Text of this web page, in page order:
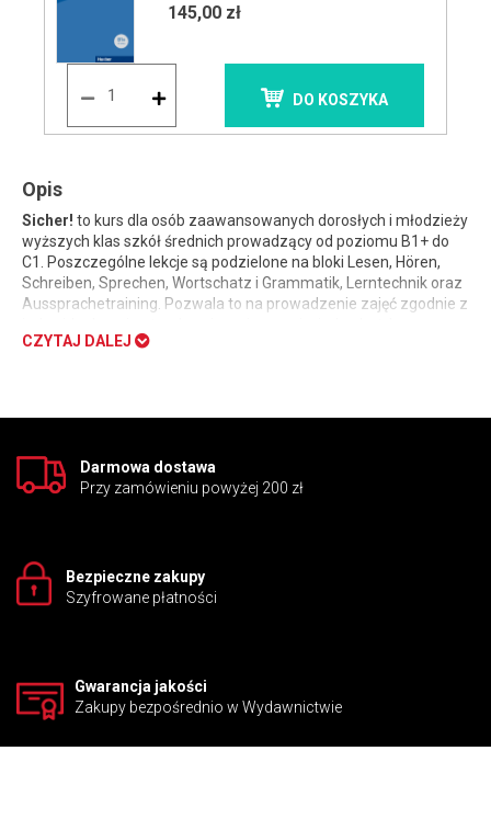
145,00 zł
DO KOSZYKA
Opis
Sicher! to kurs dla osób zaawansowanych dorosłych i młodzieży
wyższych klas szkół średnich prowadzący od poziomu B1+ do
C1. Poszczególne lekcje są podzielone na bloki Lesen, Hören,
Schreiben, Sprechen, Wortschatz i Grammatik, Lerntechnik oraz
Aussprachetraining. Pozwala to na prowadzenie zajęć zgodnie z
ucznia. Na końcu każdego bloku znajduje się wykaz umiejętności
CZYTAJ DALEJ
Darmowa dostawa
Przy zamówieniu powyżej 200 zł
Bezpieczne zakupy
Szyfrowane płatności
Gwarancja jakości
Zakupy bezpośrednio w Wydawnictwie